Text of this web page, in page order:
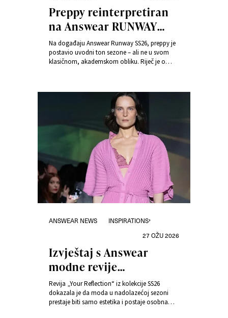
dana
Preppy reinterpretiran
na Answear RUNWAY
SS26 – inteligentna
nonšalancija otvara
novu sezonu
Na događaju Answear Runway SS26, preppy je
postavio uvodni ton sezone – ali ne u svom
klasičnom, akademskom obliku. Riječ je o
Kategorije
ANSWEAR NEWS ,
INSPIRATIONS
dana
27 OŽU 2026
Izvještaj s Answear
modne revije
proljeće/ljeto 2026 –
Moda u ogledalu
emocija
Revija „Your Reflection“ iz kolekcije SS26
dokazala je da moda u nadolazećoj sezoni
prestaje biti samo estetika i postaje osobna